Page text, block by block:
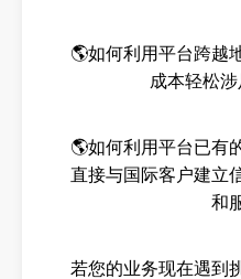
🌎如何利用平台跨越
成本轻松
🌎如何利用平台已有
直接与国际客户建立
和
若您的业务现在遇到